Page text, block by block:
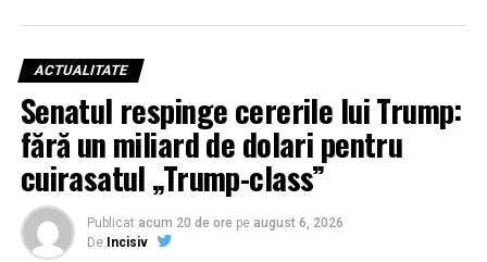
ACTUALITATE
Senatul respinge cererile lui Trump:
fără un miliard de dolari pentru
cuirasatul „Trump-class”
Publicat acum 20 de ore pe august 6, 2026
De Incisiv